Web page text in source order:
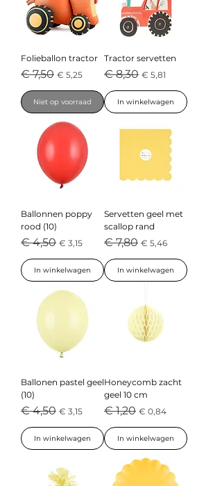
Folieballon tractor
Normale prijs
€ 7,50 Verkoopprijs
€ 5,25
Niet op voorraad
Tractor servetten
Normale prijs
€ 8,30 Verkoopprijs
€ 5,81
In winkelwagen
Ballonnen poppy
rood (10)
Normale prijs
€ 4,50 Verkoopprijs
€ 3,15
In winkelwagen
Servetten geel met
scallop rand
Normale prijs
€ 7,80 Verkoopprijs
€ 5,46
In winkelwagen
Ballonen pastel geel
(10)
Normale prijs
€ 4,50 Verkoopprijs
€ 3,15
In winkelwagen
Honeycomb zacht
geel 10 cm
Normale prijs
€ 1,20 Verkoopprijs
€ 0,84
In winkelwagen